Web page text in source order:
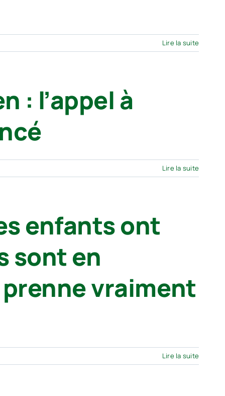
Lire la suite
: l’appel à
Lire la suite
enfants ont
sont en
vraiment
Lire la suite